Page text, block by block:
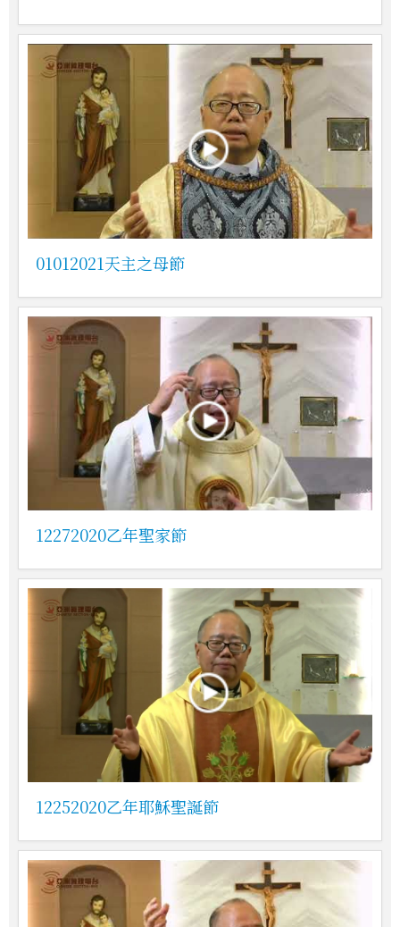
01012021天主之母節
12272020乙年聖家節
12252020乙年耶穌聖誕節